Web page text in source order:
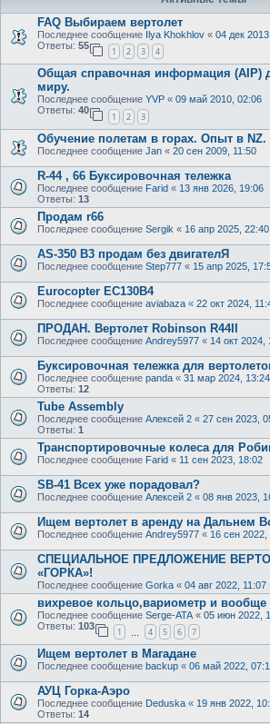
FAQ Выбираем вертолет
Последнее сообщение Ilya Khokhlov « 04 дек
Ответы: 55
1 2 3 4
Общая справочная информация (AIP)
миру.
Последнее сообщение YVP « 09 май 2010, 02:06
Ответы: 40
1 2 3
Обучение полетам в горах. Опыт в NZ.
Последнее сообщение Jan « 20 сен 2009, 11:50
R-44 , 66 Буксировочная тележка
Последнее сообщение Farid « 13 янв 2026, 19:06
Ответы: 13
Продам r66
Последнее сообщение Sergik « 16 апр 2025, 22:40
AS-350 B3 продам без двигателЯ
Последнее сообщение Step777 « 15 апр 2025,
Eurocopter EC130B4
Последнее сообщение aviabaza « 22 окт 2024,
ПРОДАН. Вертолет Robinson R44II
Последнее сообщение Andrey5977 « 14 окт 2024,
Буксировочная тележка для
Последнее сообщение panda « 31 мар 2024, 13:24
Ответы: 12
Tube Assembly
Последнее сообщение Алексей 2 « 27 сен 2023,
Ответы: 1
Транспортировочные колеса для
Последнее сообщение Farid « 11 сен 2023, 18:02
SB-41 Всех уже порадовал?
Последнее сообщение Алексей 2 « 08 янв 2023,
Ищем вертолет в аренду на Дальнем
Последнее сообщение Andrey5977 « 16 сен 2022,
СПЕЦИАЛЬНОЕ ПРЕДЛОЖЕНИЕ
«ГОРКА»!
Последнее сообщение Gorka « 04 авг 2022, 11:07
вихревое кольцо,вариометр и вообще
Последнее сообщение Serge-ATA « 05 июн 2022,
Ответы: 103
1 4 5 6 7
Ищем вертолет в Магадане
Последнее сообщение backup « 06 май 2022,
АУЦ Горка-Аэро
Последнее сообщение Deduska « 19 янв 2022,
Ответы: 14